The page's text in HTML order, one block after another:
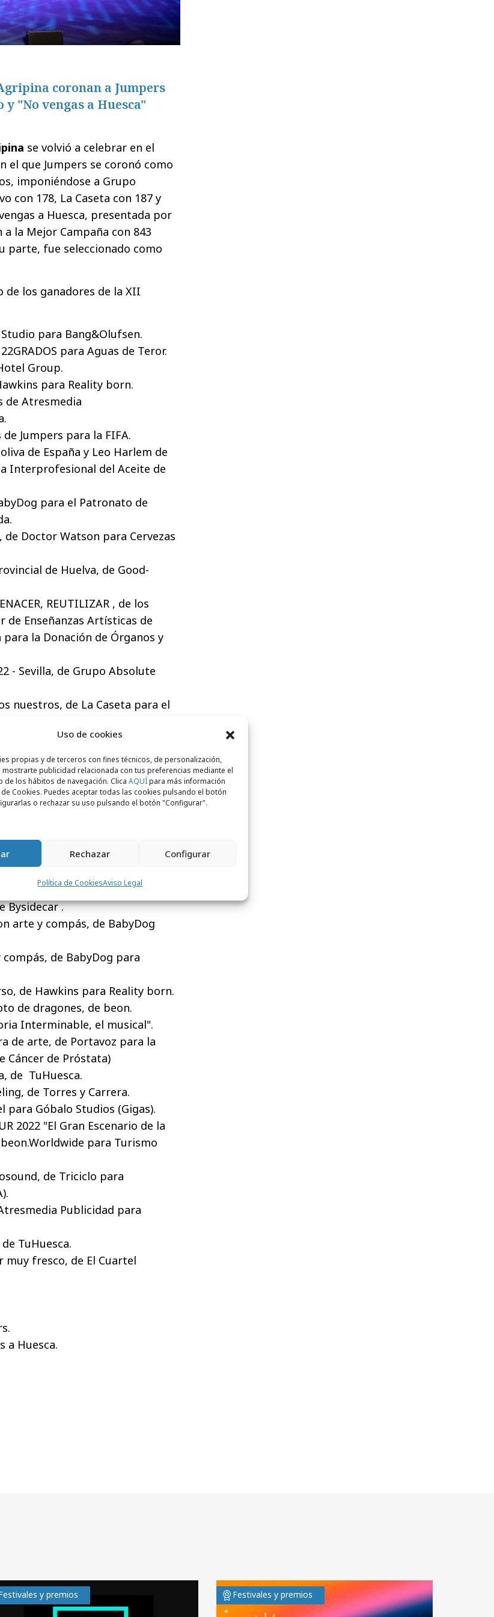
Uso de cookies
propias y de terceros con fines técnicos, de personalización,
mostrarte publicidad relacionada con tus preferencias mediante el
de los hábitos de navegación. Clica AQUÍpara más información
Cookies. Puedes aceptar todas las cookies pulsando el botón
o rechazar su uso pulsando el botón "Configurar".
Rechazar Configurar
Política de CookiesAviso Legal
coronan a Jumpers
"No vengas a Huesca"
se volvió a celebrar en el
el que Jumpers se coronó como
imponiéndose a Grupo
con 178, La Caseta con 187 y
a Huesca, presentada por
a la Mejor Campaña con 843
parte, fue seleccionado como
los ganadores de la XII
para Bang&Olufsen.
para Aguas de Teror.
Group.
para Reality born.
de Atresmedia
Jumpers para la FIFA.
de España y Leo Harlem de
Interprofesional del Aceite de
para el Patronato de
Doctor Watson para Cervezas
de Huelva, de Good-
REUTILIZAR , de los
de Enseñanzas Artísticas de
para la Donación de Órganos y
- Sevilla, de Grupo Absolute
nuestros, de La Caseta para el
para el Cabildo de
para el Cabildo de
de Jumpers para la FIFA.
al CiberBullying, de
de Jumpers para Farmacia I+.
de El Cuartel para Biosabor.
para Superline.
Bysidecar .
arte y compás, de BabyDog
de BabyDog para
de Hawkins para Reality born.
de dragones, de beon.
Interminable, el musical".
de arte, de Portavoz para la
Cáncer de Próstata)
de TuHuesca.
de Torres y Carrera.
para Góbalo Studios (Gigas).
2022 "El Gran Escenario de la
para Turismo
de Triciclo para
Publicidad para
TuHuesca.
muy fresco, de El Cuartel
Jumpers.
a Huesca.
y premios Festivales y premios